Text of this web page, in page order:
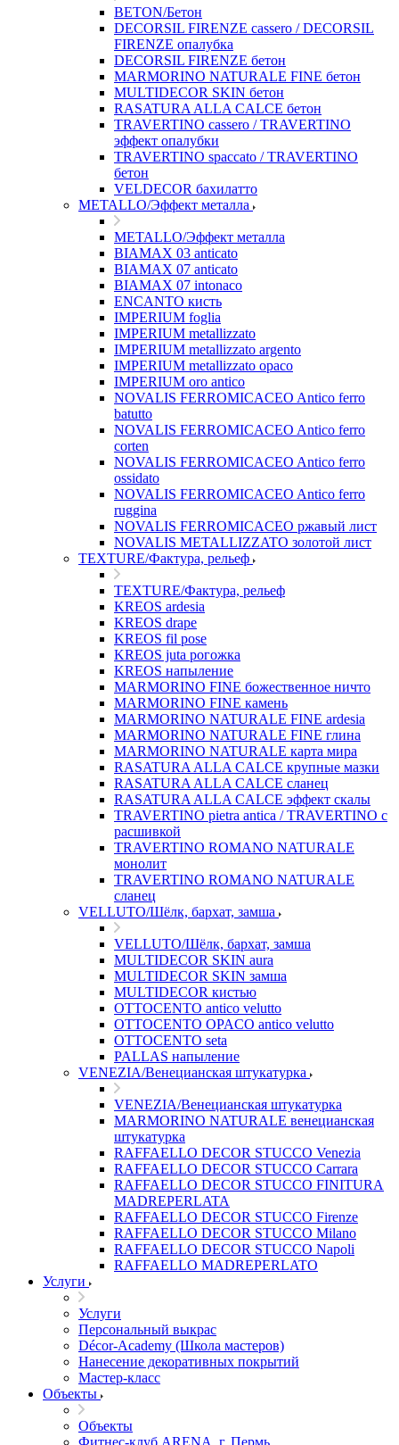
BETON/Бетон
DECORSIL FIRENZE cassero / DECORSIL
FIRENZE опалубка
DECORSIL FIRENZE бетон
MARMORINO NATURALE FINE бетон
MULTIDECOR SKIN бетон
RASATURA ALLA CALCE бетон
TRAVERTINO cassero / TRAVERTINO
эффект опалубки
TRAVERTINO spaccato / TRAVERTINO
бетон
VELDECOR бахилатто
METALLO/Эффект металла
METALLO/Эффект металла
BIAMAX 03 anticato
BIAMAX 07 anticato
BIAMAX 07 intonaco
ENCANTO кисть
IMPERIUM foglia
IMPERIUM metallizzato
IMPERIUM metallizzato argento
IMPERIUM metallizzato opaco
IMPERIUM oro antico
NOVALIS FERROMICACEO Antico ferro
batutto
NOVALIS FERROMICACEO Antico ferro
corten
NOVALIS FERROMICACEO Antico ferro
ossidato
NOVALIS FERROMICACEO Antico ferro
ruggina
NOVALIS FERROMICACEO ржавый лист
NOVALIS METALLIZZATO золотой лист
TEXTURE/Фактура, рельеф
TEXTURE/Фактура, рельеф
KREOS ardesia
KREOS drape
KREOS fil pose
KREOS juta рогожка
KREOS напыление
MARMORINO FINE божественное ничто
MARMORINO FINE камень
MARMORINO NATURALE FINE ardesia
MARMORINO NATURALE FINE глина
MARMORINO NATURALE карта мира
RASATURA ALLA CALCE крупные мазки
RASATURA ALLA CALCE сланец
RASATURA ALLA CALCE эффект скалы
TRAVERTINO pietra antica / TRAVERTINO с
расшивкой
TRAVERTINO ROMANO NATURALE
монолит
TRAVERTINO ROMANO NATURALE
сланец
VELLUTO/Шёлк, бархат, замша
VELLUTO/Шёлк, бархат, замша
MULTIDECOR SKIN aura
MULTIDECOR SKIN замша
MULTIDECOR кистью
OTTOCENTO antico velutto
OTTOCENTO OPACO antico velutto
OTTOCENTO seta
PALLAS напыление
VENEZIA/Венецианская штукатурка
VENEZIA/Венецианская штукатурка
MARMORINO NATURALE венецианская
штукатурка
RAFFAELLO DECOR STUCCO Venezia
RAFFAELLO DECOR STUCCO Carrara
RAFFAELLO DECOR STUCCO FINITURA
MADREPERLATA
RAFFAELLO DECOR STUCCO Firenze
RAFFAELLO DECOR STUCCO Milano
RAFFAELLO DECOR STUCCO Napoli
RAFFAELLO MADREPERLATO
Услуги
Услуги
Персональный выкрас
Décor-Academy (Школа мастеров)
Нанесение декоративных покрытий
Мастер-класс
Объекты
Объекты
Фитнес-клуб ARENA, г. Пермь